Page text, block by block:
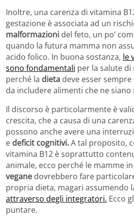
Inoltre, una carenza di vitamina
gestazione è associata ad un
malformazioni del feto, un po’
quando la futura mamma non
acido folico. In buona sostanza, le
sono fondamentali per la salute di
perché la dieta deve esser
da includere alimenti che ne siano
Il discorso è particolarmente è
crescita, che a causa di una
possono anche avere una
e deficit cognitivi.A tal proposito,
vitamina B12 è soprattutto
animale, ecco perché le mamme
vegane dovrebbero fare
propria dieta, magari assumendo
attraverso degli integratori. Ecco
puntare.